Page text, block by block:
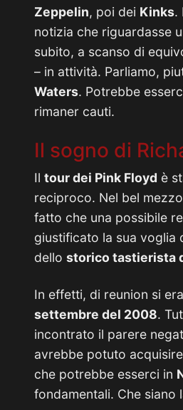
Zeppelin, poi dei Kinks.
notizia che riguardasse
subito, a scanso di
– in attività. Parliamo,
Waters. Potrebbe
rimaner cauti.
Il sogno di
Il tour dei Pink Floyd è
reciproco. Nel bel
fatto che una possibile
giustificato la sua voglia
dello storico tastierista
In effetti, di reunion si
settembre del 2008.
incontrato il parere
avrebbe potuto
che potrebbe esserci in
fondamentali. Che siano